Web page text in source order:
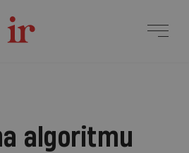
algoritmu